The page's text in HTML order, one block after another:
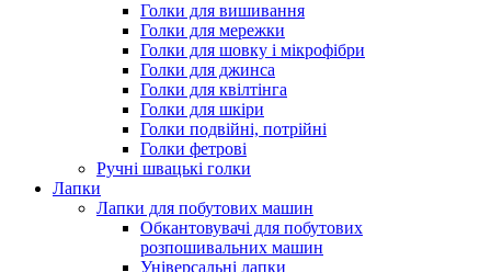
Голки для вишивання
Голки для мережки
Голки для шовку і мікрофібри
Голки для джинса
Голки для квілтінга
Голки для шкіри
Голки подвійні, потрійні
Голки фетрові
Ручні швацькі голки
Лапки
Лапки для побутових машин
Обкантовувачі для побутових
розпошивальних машин
Універсальні лапки